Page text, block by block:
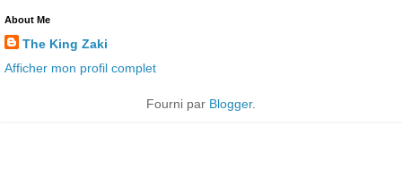
About Me
The King Zaki
Afficher mon profil complet
Fourni par Blogger.